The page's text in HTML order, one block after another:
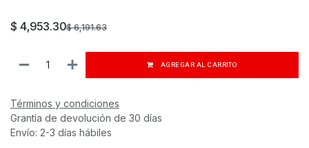
$ 4,953.30$6,191.63
AGREGAR AL CARRITO
Términos y condiciones
Grantía de devolución de 30 días
Envío: 2-3 días hábiles